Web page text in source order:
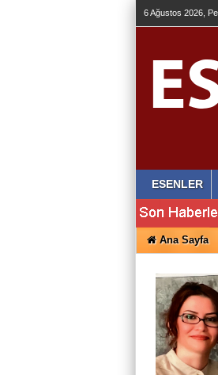
6 Ağustos 2026,
ESENLER
Ana Sayfa